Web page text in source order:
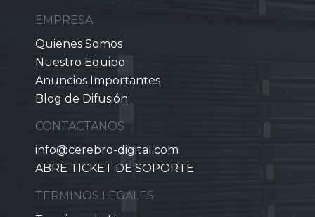
EMPRESA
Quienes Somos
Nuestro Equipo
Anuncios Importantes
Blog de Difusión
CONTACTANOS
info@cerebro-digital.com
ABRE TICKET DE SOPORTE
TERMINOS LEGALES